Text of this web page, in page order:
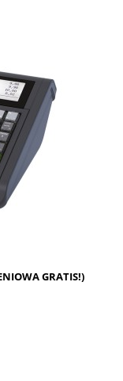
GRATIS!)